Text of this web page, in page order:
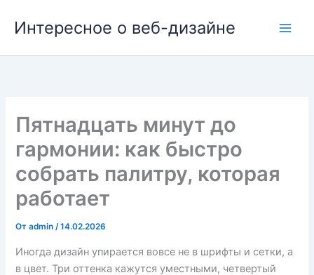
содержимому
Интересное о веб-дизайне
Пятнадцать минут до
гармонии: как быстро
собрать палитру, которая
работает
Отadmin/14.02.2026
Иногда дизайн упирается вовсе не в шрифты и сетки, а
в цвет. Три оттенка кажутся уместными, четвертый